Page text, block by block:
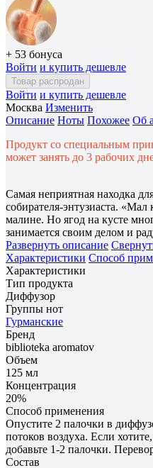
+ 53 бонуса
Войти и купить дешевле
Товар распродан
Войти и купить дешевле
Москва Изменить
Описание Ноты Похожее Об
Продукт со специальным
может занять до 3 рабочих
Самая неприятная находка
собирателя-энтузиаста.
малине. Но ягод на кусте
занимается своим делом и
Развернуть описание
Характеристики Способ
Характеристики
Тип продукта
Диффузор
Группы нот
Гурманские
Бренд
biblioteka aromatov
Объем
125 мл
Концентрация
20%
Способ применения
Опустите 2 палочки в
потоков воздуха. Если
добавьте 1-2 палочки.
Состав